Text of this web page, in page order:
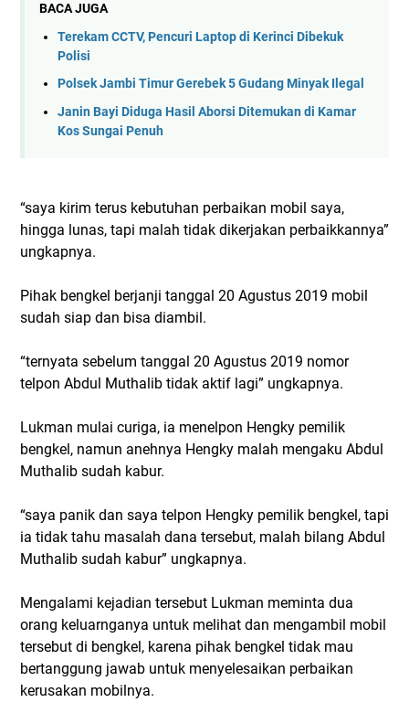
BACA JUGA
Terekam CCTV, Pencuri Laptop di Kerinci Dibekuk
Polisi
Polsek Jambi Timur Gerebek 5 Gudang Minyak Ilegal
Janin Bayi Diduga Hasil Aborsi Ditemukan di Kamar
Kos Sungai Penuh
“saya kirim terus kebutuhan perbaikan mobil saya,
hingga lunas, tapi malah tidak dikerjakan perbaikkannya”
ungkapnya.
Pihak bengkel berjanji tanggal 20 Agustus 2019 mobil
sudah siap dan bisa diambil.
“ternyata sebelum tanggal 20 Agustus 2019 nomor
telpon Abdul Muthalib tidak aktif lagi” ungkapnya.
Lukman mulai curiga, ia menelpon Hengky pemilik
bengkel, namun anehnya Hengky malah mengaku Abdul
Muthalib sudah kabur.
“saya panik dan saya telpon Hengky pemilik bengkel, tapi
ia tidak tahu masalah dana tersebut, malah bilang Abdul
Muthalib sudah kabur” ungkapnya.
Mengalami kejadian tersebut Lukman meminta dua
orang keluarnganya untuk melihat dan mengambil mobil
tersebut di bengkel, karena pihak bengkel tidak mau
bertanggung jawab untuk menyelesaikan perbaikan
kerusakan mobilnya.